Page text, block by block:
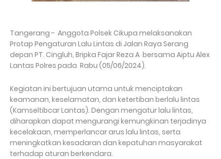
Tangerang - Anggota Polsek Cikupa melaksanakan
Protap Pengaturan Lalu Lintas di Jalan Raya Serang
depan PT. Cingluh, Bripka Fajar Reza A bersama Aiptu Alex
Lantas Polres pada Rabu (05/06/2024).
Kegiatan ini bertujuan utama untuk menciptakan
keamanan, keselamatan, dan ketertiban berlalu lintas
(Kamseltibcar Lantas). Dengan mengatur lalu lintas,
diharapkan dapat mengurangi kemungkinan terjadinya
kecelakaan, memperlancar arus lalu lintas, serta
meningkatkan kesadaran dan kepatuhan masyarakat
terhadap aturan berkendara.